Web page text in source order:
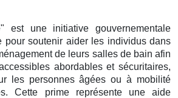
est une initiative gouvernementale
pour soutenir aider les individus dans
de leurs salles de bain afin
abordables et sécuritaires,
les personnes âgées ou à mobilité
Cette prime représente une aide